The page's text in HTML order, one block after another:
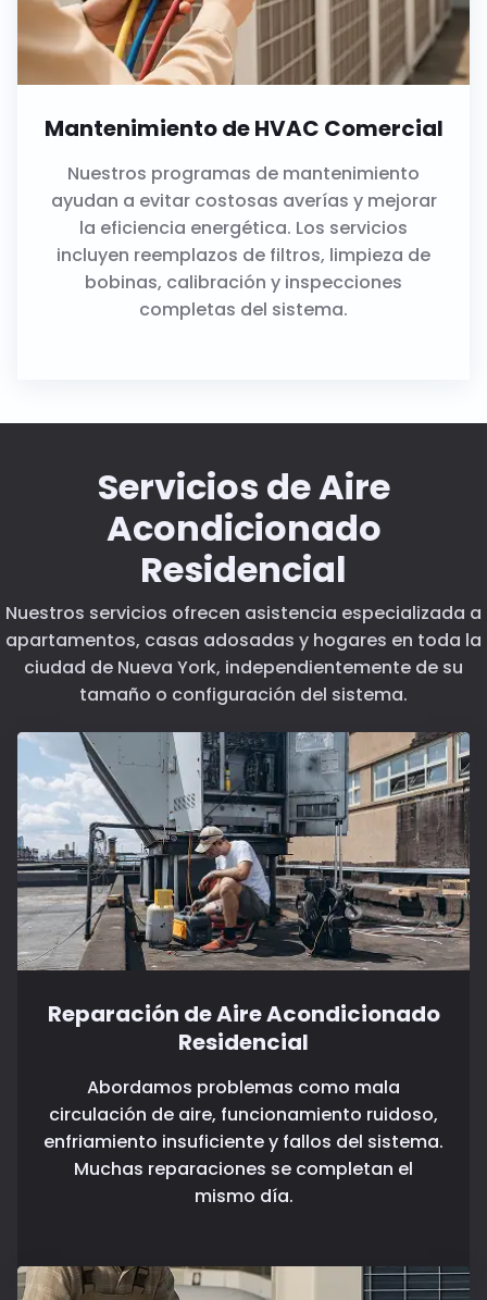
Mantenimiento de HVAC Comercial
Nuestros programas de mantenimiento
ayudan a evitar costosas averías y mejorar
la eficiencia energética. Los servicios
incluyen reemplazos de filtros, limpieza de
bobinas, calibración y inspecciones
completas del sistema.
Servicios de Aire
Acondicionado
Residencial
Nuestros servicios ofrecen asistencia especializada a
apartamentos, casas adosadas y hogares en toda la
ciudad de Nueva York, independientemente de su
tamaño o configuración del sistema.
Reparación de Aire Acondicionado
Residencial
Abordamos problemas como mala
circulación de aire, funcionamiento ruidoso,
enfriamiento insuficiente y fallos del sistema.
Muchas reparaciones se completan el
mismo día.